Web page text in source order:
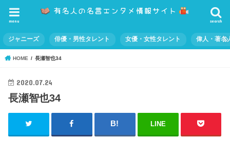
search
menu
ジャニーズ 俳優・男性タレント 女優・女性タレント 偉人・著名
HOME 長瀬智也34
2020.07.24
長瀬智也34
LINE